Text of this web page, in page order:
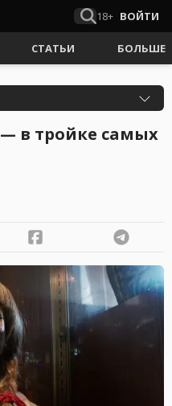
18+ ВОЙТИ
СТАТЬИ БОЛЬШЕ
в тройке самых